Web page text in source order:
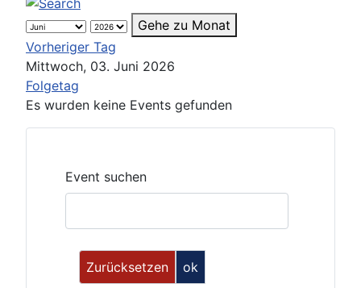
Gehe zu Monat
Vorheriger Tag
Mittwoch, 03. Juni 2026
Folgetag
Es wurden keine Events gefunden
Event suchen